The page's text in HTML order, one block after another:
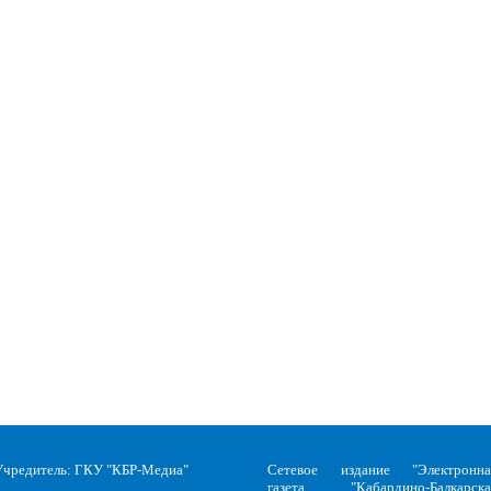
ГКУ "КБР-Медиа"
Сетевое издание
газета "Кабардино-